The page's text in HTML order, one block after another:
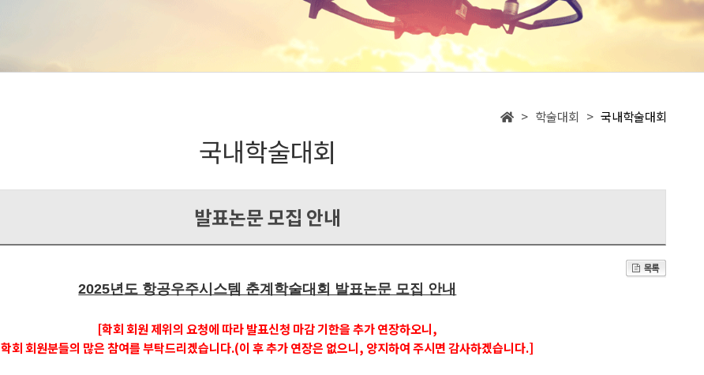
> 학술대회 >국내학술대회
국내학술대회
발표논문 모집 안내
2025년도 항공우주시스템 춘계학술대회 발표논문 모집 안내
[학회 회원 제위의 요청에 따라 발표신청 마감 기한을 추가 연장하오니,
학회 회원분들의 많은 참여를 부탁드리겠습니다.(이 후 추가 연장은 없으니, 양지하여 주시면 감사하겠습니다.]